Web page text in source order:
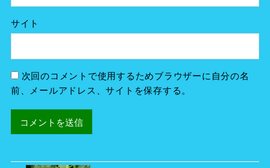
サイト
次回のコメントで使用するためブラウザーに自分の名
前、メールアドレス、サイトを保存する。